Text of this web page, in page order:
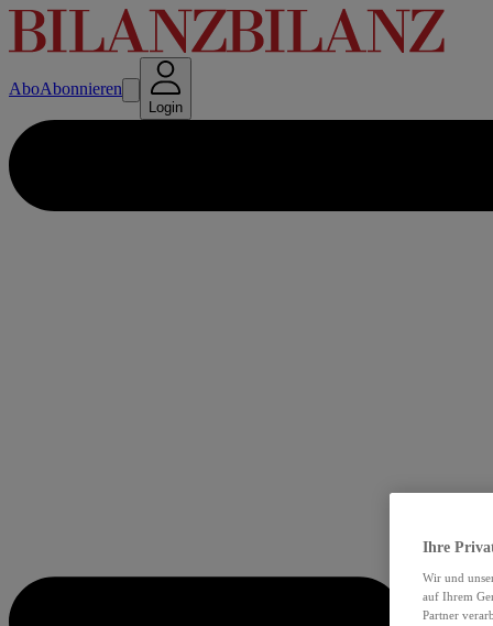
AboAbonnieren
Login
Ihre
Wir und
auf Ihrem
Partner